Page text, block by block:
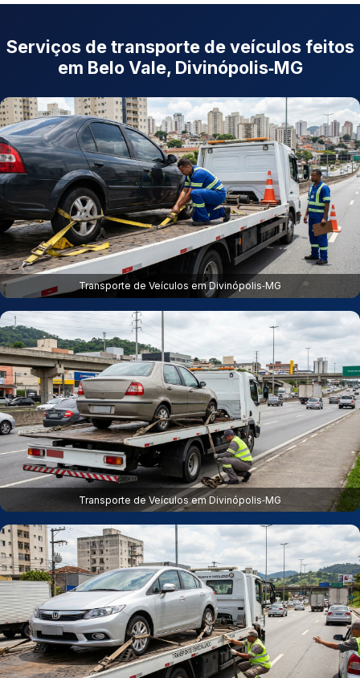
Serviços de transporte de veículos feitos
em Belo Vale, Divinópolis‑MG
Transporte de Veículos em Divinópolis‑MG
Transporte de Veículos em Divinópolis‑MG